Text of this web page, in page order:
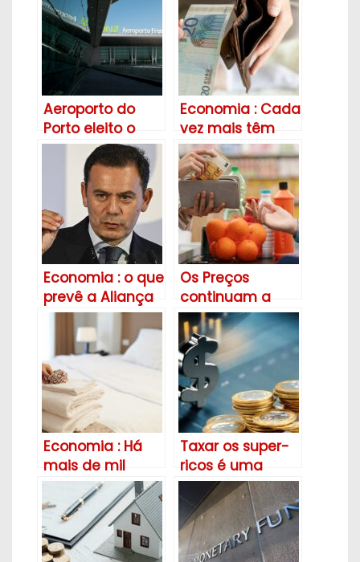
empréstimos em
Portugal em
2023? Para quê?
Aeroporto do
Porto eleito o
melhor da
Europa, pela ACI
(Airport Council
International)
Economia : Cada
vez mais têm
menos dinheiro
e
incumprimentos
aumentam
Economia : o que
prevê a Aliança
Democrática
(AD) para a
economia ?
Os Preços
continuam a
subir, taxa de
inflação acelera
para 2,3%
Economia : Há
mais de mil
hotéis à venda
em Portugal
Taxar os super-
ricos é uma
questão de
“sobrevivência
da democracia”
?